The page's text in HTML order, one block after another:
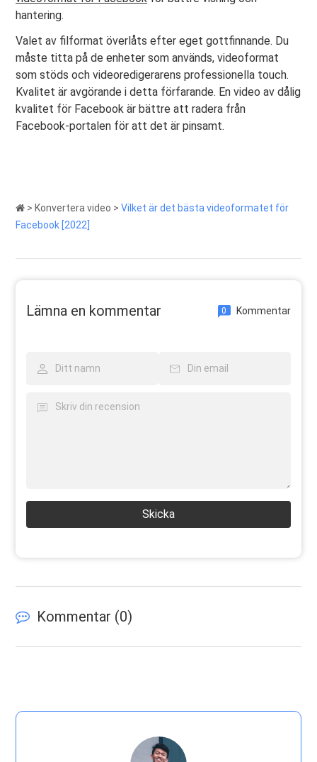
hantering.
Valet av filformat överlåts efter eget gottfinnande. Du
måste titta på de enheter som används, videoformat
som stöds och videoredigerarens professionella touch.
Kvalitet är avgörande i detta förfarande. En video av dålig
kvalitet för Facebook är bättre att radera från
Facebook-portalen för att det är pinsamt.
>Konvertera video >Vilket är det bästa videoformatet för
Facebook [2022]
Lämna en kommentar 0 Kommentar
Skicka
Kommentar (0)